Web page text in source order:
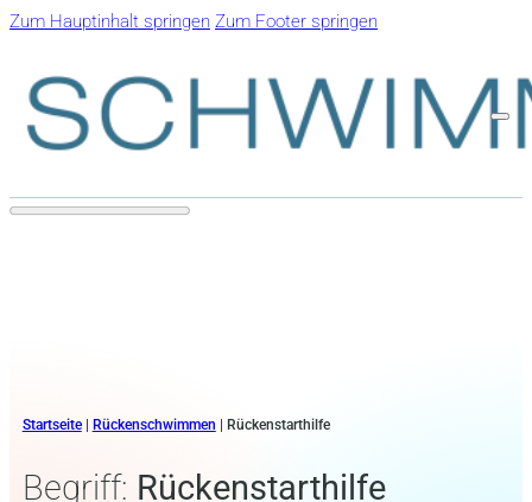
Zum Hauptinhalt springen Zum Footer springen
Startseite| Rückenschwimmen Rückenstarthilfe
Begriff: Rückenstarthilfe